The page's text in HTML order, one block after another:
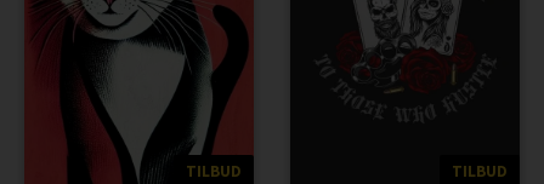
TILBUD TILBUD